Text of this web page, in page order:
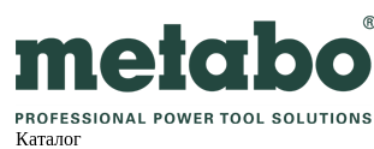
Каталог